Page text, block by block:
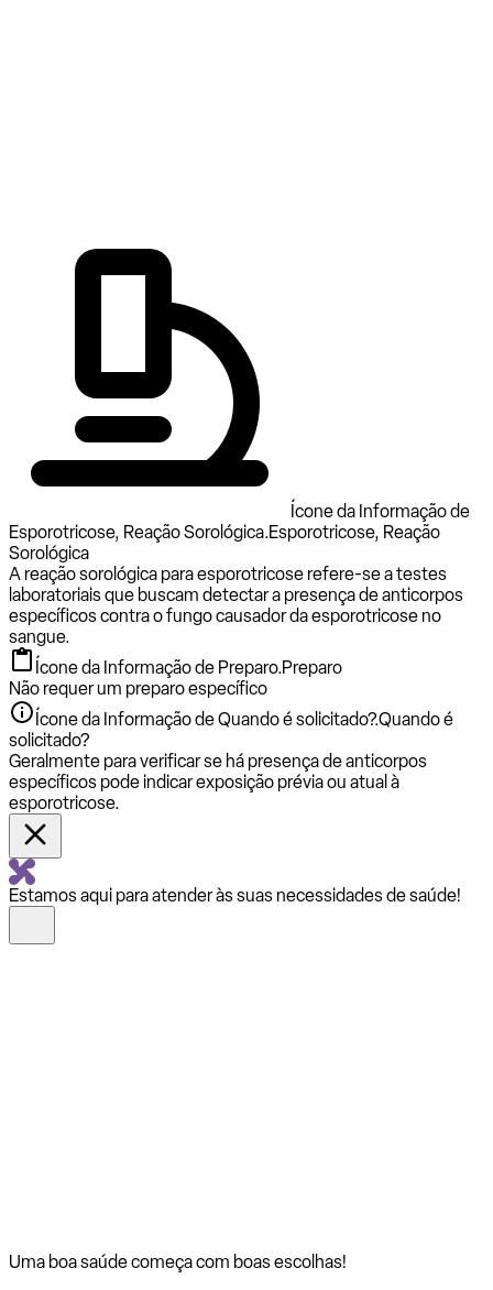
Ícone da Informação de
Esporotricose, Reação Sorológica.Esporotricose, Reação
Sorológica
A reação sorológica para esporotricose refere-se a testes
laboratoriais que buscam detectar a presença de anticorpos
específicos contra o fungo causador da esporotricose no
sangue.
Ícone da Informação de Preparo.Preparo
Não requer um preparo específico
Ícone da Informação de Quando é solicitado?.Quando é
solicitado?
Geralmente para verificar se há presença de anticorpos
específicos pode indicar exposição prévia ou atual à
esporotricose.
Estamos aqui para atender às suas necessidades de saúde!
Uma boa saúde começa com boas escolhas!